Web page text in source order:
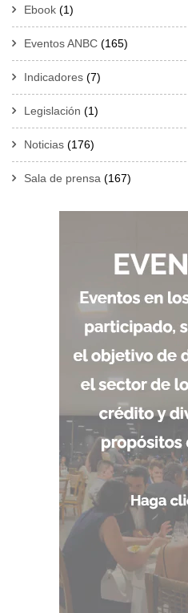
Ebook (1)
Eventos ANBC (165)
Indicadores (7)
Legislación (1)
Noticias (176)
Sala de prensa (167)